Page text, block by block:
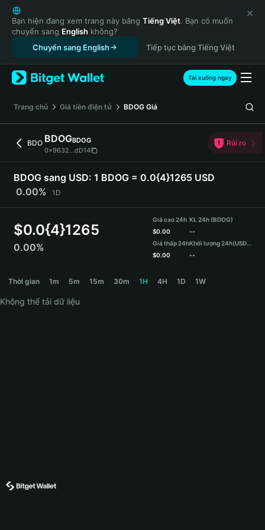
English
日本語
Tiếng Việt
Русский
Español (Latinoamérica)
Türkçe
Français
Deutsch
繁體中文
Português (Portugal)
Bahasa Indonesia
ภาษาไทย
हिन्दी
Español
Português (Brasil)
Bạn hiện đang xem trang này bằng Tiếng Việt. Bạn có muốn
chuyển sang English không?
Chuyển sang English
Tiếp tục bằng Tiếng Việt
Tải xuống ngay
‌Trang chủ Giá tiền điện tử BDOG Giá
BDO BDOGBDOG
0x9632...dD14
Rủi ro
BDOG sang USD: 1 BDOG = 0.0{4}1265 USD
0.00%
1D
$0.0{4}1265
0.00%
Giá cao 24h
$0.00
Giá thấp 24h
$0.00
KL 24h (BDOG)
--
Khối lượng 24h(USDT)
--
Thời gian 1m 5m 15m 30m 1H 4H 1D 1W
Không thể tải dữ liệu